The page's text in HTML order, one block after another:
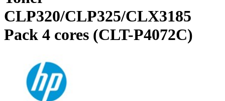
CLP320/CLP325/CLX3185
Pack 4 cores (CLT-P4072C)